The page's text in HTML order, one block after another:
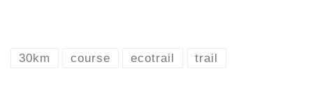
30km course ecotrail trail